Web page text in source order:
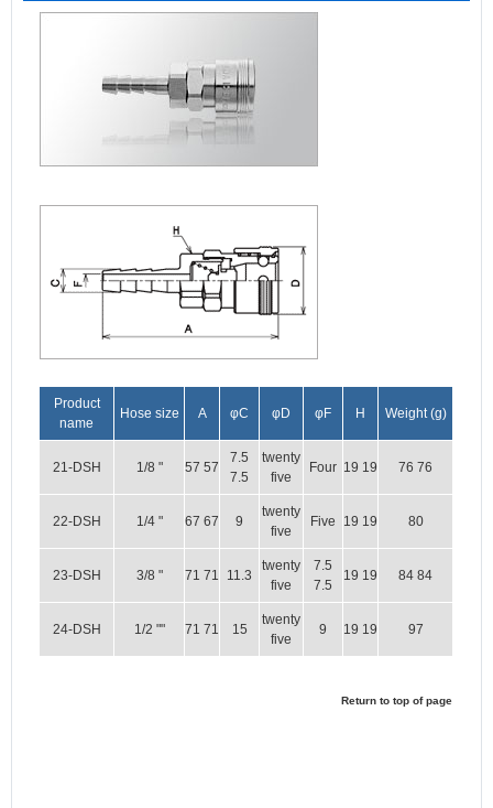
Product
name
Hose size A φC φD φF H Weight (g)
21-DSH 1/8 " 57 57
7.5
7.5
twenty
five
Four 19 19 76 76
22-DSH 1/4 " 67 67 9
twenty
five
Five 19 19 80
23-DSH 3/8 " 71 71 11.3
twenty
five
7.5
7.5
19 19 84 84
24-DSH 1/2 "" 71 71 15
twenty
five
9 19 19 97
Return to top of page